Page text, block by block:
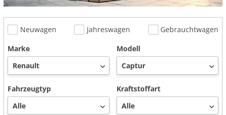
Neuwagen Jahreswagen
Gebrauchtwagen
Marke
Modell
Fahrzeugtyp Kraftstoffart